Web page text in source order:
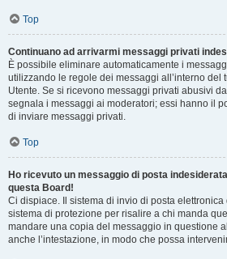
Top
Continuano ad arrivarmi messaggi privati
È possibile eliminare automaticamente i
utilizzando le regole dei messaggi all’interno del
Utente. Se si ricevono messaggi privati ​​abusivi
segnala i messaggi ai moderatori; essi hanno il
di inviare messaggi privati​​.
Top
Ho ricevuto un messaggio di posta
questa Board!
Ci dispiace. Il sistema di invio di posta
sistema di protezione per risalire a chi manda
mandare una copia del messaggio in questione
anche l’intestazione, in modo che possa